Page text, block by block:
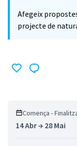
Afegeix
projecte de
Comença -
14 Abr → 28 Mai